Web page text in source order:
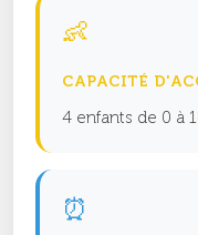
👶
CAPACITÉ
4 enfants de 0 à
⏰